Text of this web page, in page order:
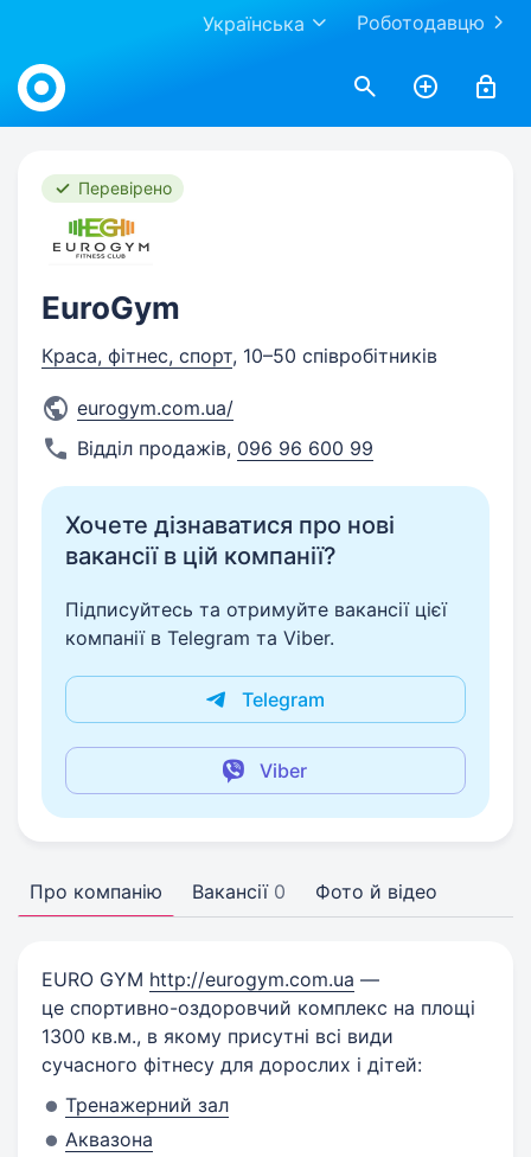
Роботодавцю
Українська
Work.ua
Перевірено
EuroGym
Краса, фітнес, спорт, 10–50 співробітників
eurogym.com.ua/
Відділ продажів, 096 96 600 99
Хочете дізнаватися про нові
вакансії в цій компанії?
Підписуйтесь та отримуйте вакансії цієї
компанії в Telegram та Viber.
Telegram
Viber
Про компанію Вакансії 0 Фото й відео
EURO GYM http://eurogym.com.ua —
це спортивно-оздоровчий комплекс на площі
1300 кв.м., в якому присутні всі види
сучасного фітнесу для дорослих і дітей:
Тренажерний зал
Аквазона